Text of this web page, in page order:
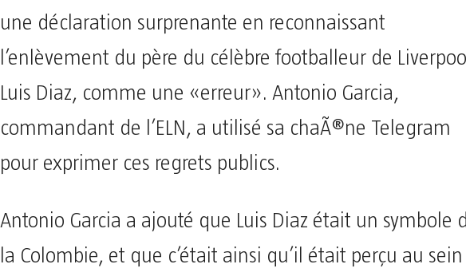
une déclaration surprenante en reconnaissant
l’enlèvement du père du célèbre footballeur de
Luis Diaz, comme une «erreur». Antonio Garcia,
commandant de l’ELN, a utilisé sa chaÃ®ne Telegram
pour exprimer ces regrets publics.
Antonio Garcia a ajouté que Luis Diaz était un symbole
la Colombie, et que c’était ainsi qu’il était perçu au sein